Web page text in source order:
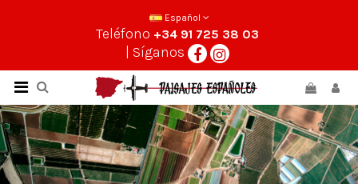
Español
Teléfono +34 91 725 38 03
| Síganos